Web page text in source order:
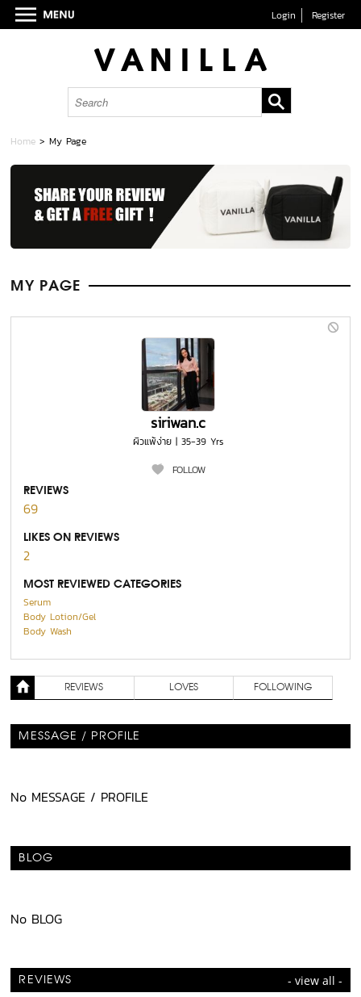
Login Register
Home > My Page
MY PAGE
siriwan.c
ผิวแพ้ง่าย | 35-39 Yrs
FOLLOW
REVIEWS
69
LIKES ON REVIEWS
2
MOST REVIEWED CATEGORIES
Serum
Body Lotion/Gel
Body Wash
REVIEWS LOVES FOLLOWING
MESSAGE / PROFILE
No MESSAGE / PROFILE
BLOG
No BLOG
REVIEWS - view all -